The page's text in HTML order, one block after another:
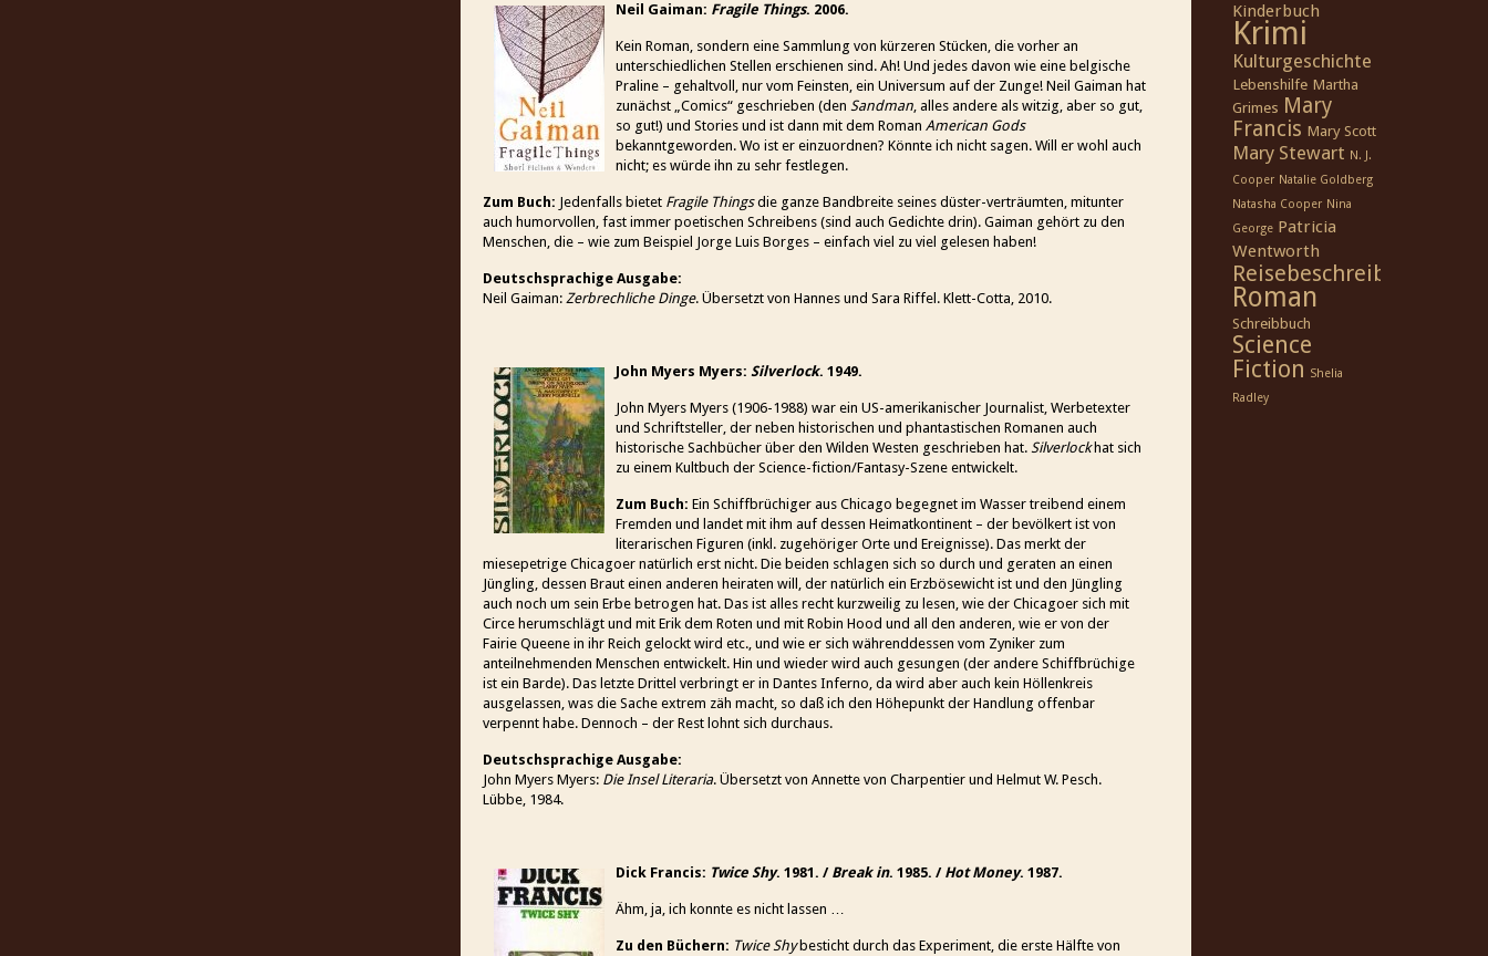
Neil Gaiman: Fragile Things. 2006.
Kein Roman, sondern eine Sammlung von kürzeren Stücken, die vorher an
unterschiedlichen Stellen erschienen sind. Ah! Und jedes davon wie eine belgische
Praline – gehaltvoll, nur vom Feinsten, ein Universum auf der Zunge! Neil Gaiman hat
zunächst „Comics“ geschrieben (den Sandman, alles andere als witzig, aber so gut,
so gut!) und Stories und ist dann mit dem Roman American Gods
bekanntgeworden. Wo ist er einzuordnen? Könnte ich nicht sagen. Will er wohl auch
nicht; es würde ihn zu sehr festlegen.
Zum Buch: Jedenfalls bietet Fragile Thingsdie ganze Bandbreite seines düster-verträumten, mitunter
auch humorvollen, fast immer poetischen Schreibens (sind auch Gedichte drin). Gaiman gehört zu den
Menschen, die – wie zum Beispiel Jorge Luis Borges – einfach viel zu viel gelesen haben!
Deutschsprachige Ausgabe:
Neil Gaiman: Zerbrechliche Dinge. Übersetzt von Hannes und Sara Riffel. Klett-Cotta, 2010.
John Myers Myers: Silverlock. 1949.
John Myers Myers (1906-1988) war ein US-amerikanischer Journalist, Werbetexter
und Schriftsteller, der neben historischen und phantastischen Romanen auch
historische Sachbücher über den Wilden Westen geschrieben hat. Silverlockhat sich
zu einem Kultbuch der Science-fiction/Fantasy-Szene entwickelt.
Zum Buch: Ein Schiffbrüchiger aus Chicago begegnet im Wasser treibend einem
Fremden und landet mit ihm auf dessen Heimatkontinent – der bevölkert ist von
literarischen Figuren (inkl. zugehöriger Orte und Ereignisse). Das merkt der
miesepetrige Chicagoer natürlich erst nicht. Die beiden schlagen sich so durch und geraten an einen
Jüngling, dessen Braut einen anderen heiraten will, der natürlich ein Erzbösewicht ist und den Jüngling
auch noch um sein Erbe betrogen hat. Das ist alles recht kurzweilig zu lesen, wie der Chicagoer sich mit
Circe herumschlägt und mit Erik dem Roten und mit Robin Hood und all den anderen, wie er von der
Fairie Queene in ihr Reich gelockt wird etc., und wie er sich währenddessen vom Zyniker zum
anteilnehmenden Menschen entwickelt. Hin und wieder wird auch gesungen (der andere Schiffbrüchige
ist ein Barde). Das letzte Drittel verbringt er in Dantes Inferno, da wird aber auch kein Höllenkreis
ausgelassen, was die Sache extrem zäh macht, so daß ich den Höhepunkt der Handlung offenbar
verpennt habe. Dennoch – der Rest lohnt sich durchaus.
Deutschsprachige Ausgabe:
John Myers Myers: Die Insel Literaria. Übersetzt von Annette von Charpentier und Helmut W. Pesch.
Lübbe, 1984.
Dick Francis: Twice Shy. 1981. / Break in. 1985. / Hot Money. 1987.
Ähm, ja, ich konnte es nicht lassen …
Zu den Büchern: Twice Shybesticht durch das Experiment, die erste Hälfte von
Kinderbuch
Krimi
Kulturgeschichte
Lebenshilfe Martha
Grimes Mary
Francis Mary Scott
Mary Stewart N. J.
Cooper Natalie Goldberg
Natasha Cooper Nina
George Patricia
Wentworth
Reisebeschreibung
Roman
Schreibbuch
Science
Fiction Shelia
Radley